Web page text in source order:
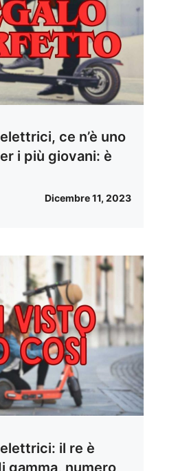
ce n’è uno
i più giovani: è
Dicembre 11, 2023
il re è
gamma, numero